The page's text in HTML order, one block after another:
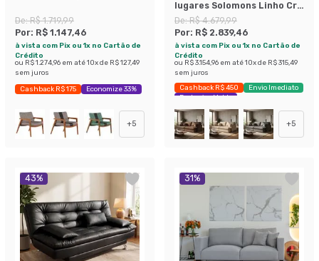
De:R$ 1.719,99
Por: R$ 1.147,46
à vista com Pix ou 1x no Cartão de
Crédito
ou R$ 1.274,96 em até10x de R$ 127,49
sem juros
Cashback R$ 175 Economize 33%
+5
lugares Solomons Linho Cru
214 cm
De:R$ 4.679,99
Por: R$ 2.839,46
à vista com Pix ou 1x no Cartão de
Crédito
ou R$ 3.154,96 em até10x de R$ 315,49
sem juros
Cashback R$ 450
Envio Imediato
Exclusivo Mobly
+5
43% 31%